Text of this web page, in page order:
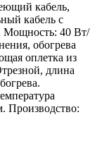
кабель,
кабель с
Мощность: 40 Вт/
обогрева
оплетка из
длина
Производство: